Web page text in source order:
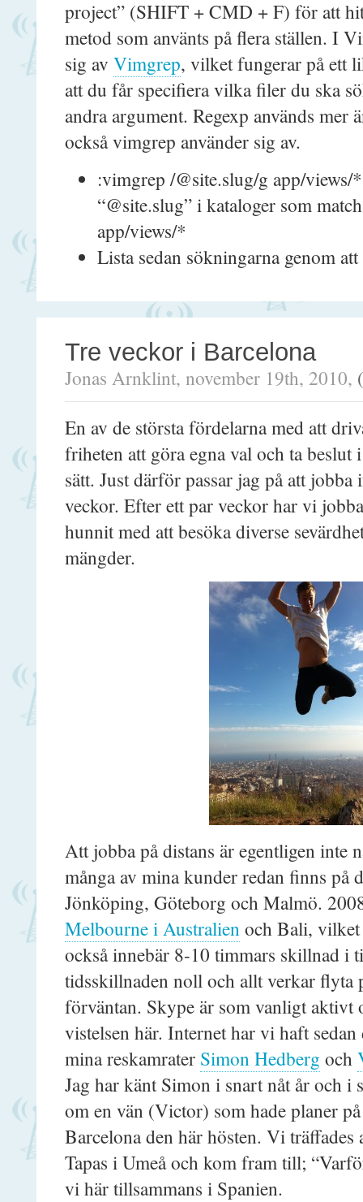
project” (SHIFT + CMD + F) för att
metod som använts på flera ställen. I
sig av Vimgrep, vilket fungerar på ett
att du får specifiera vilka filer du ska
andra argument. Regexp används
också vimgrep använder sig av.
:vimgrep /@site.slug/g app/
“@site.slug” i kataloger som
app/views/*
Lista sedan sökningarna genom
Tre veckor i Barcelona
Jonas Arnklint, november 19th, 2010,
En av de största fördelarna med att
friheten att göra egna val och ta beslut
sätt. Just därför passar jag på att
veckor. Efter ett par veckor har vi
hunnit med att besöka diverse
mängder.
Att jobba på distans är egentligen inte
många av mina kunder redan finns på
Jönköping, Göteborg och Malmö.
Melbourne i Australienoch Bali,
också innebär 8-10 timmars skillnad i
tidsskillnaden noll och allt verkar flyta
förväntan. Skype är som vanligt aktivt
vistelsen här. Internet har vi haft
mina reskamrater Simon Hedberg och
Jag har känt Simon i snart nåt år och i
om en vän (Victor) som hade planer
Barcelona den här hösten. Vi träffades
Tapas i Umeå och kom fram till;
vi här tillsammans i Spanien.